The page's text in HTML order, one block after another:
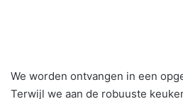
We worden ontvangen in een
Terwijl we aan de robuuste